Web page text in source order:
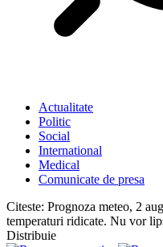
Actualitate
Politic
Social
International
Medical
Comunicate de presa
Citeste: Prognoza meteo, 2
temperaturi ridicate. Nu vor
Distribuie